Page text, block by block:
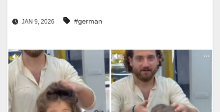
JAN 9, 2026 #german